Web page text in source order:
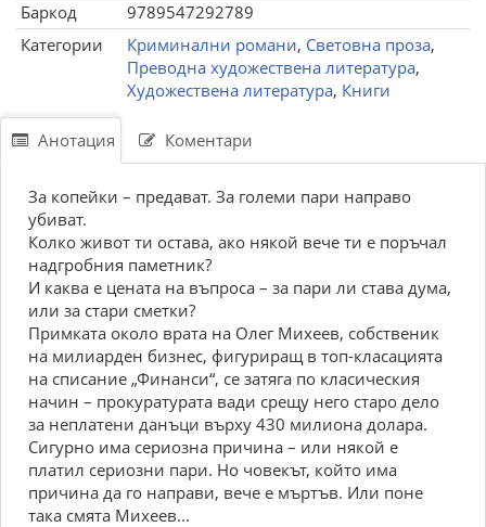
Баркод
9789547292789
Категории
Криминални романи, Световна проза,
Преводна художествена литература,
Художествена литература, Книги
Анотация Коментари
За копейки – предават. За големи пари направо
убиват.
Колко живот ти остава, ако някой вече ти е поръчал
надгробния паметник?
И каква е цената на въпроса – за пари ли става дума,
или за стари сметки?
Примката около врата на Олег Михеев, собственик
на милиарден бизнес, фигуриращ в топ-класацията
на списание „Финанси“, се затяга по класическия
начин – прокуратурата вади срещу него старо дело
за неплатени данъци върху 430 милиона долара.
Сигурно има сериозна причина – или някой е
платил сериозни пари. Но човекът, който има
причина да го направи, вече е мъртъв. Или поне
така смята Михеев...